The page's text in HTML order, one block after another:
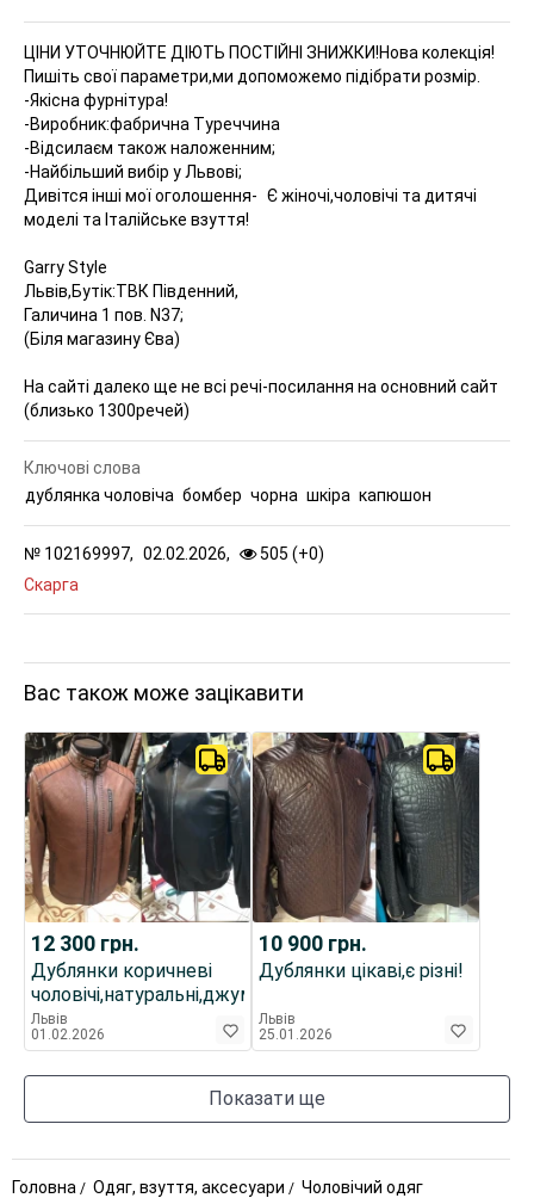
ЦІНИ УТОЧНЮЙТЕ ДІЮТЬ ПОСТІЙНІ ЗНИЖКИ!Нова колекція!
Пишіть свої параметри,ми допоможемо підібрати розмір.
-Якісна фурнітура!
-Виробник:фабрична Туреччина
-Відсилаєм також наложенним;
-Найбільший вибір у Львові;
Дивітся інші мої оголошення- Є жіночі,чоловічі та дитячі
моделі та Італійське взуття!
Garry Style
Львів,Бутік:ТВК Південний,
Галичина 1 пов. N37;
(Біля магазину Єва)
На сайті далеко ще не всі речі-посилання на основний сайт
(близько 1300речей)
№ 102169997, 02.02.2026, 505 (+0)
Скарга
Ключові слова
дублянка чоловіча бомбер чорна шкіра капюшон
Вас також може зацікавити
12 300 грн.
Дублянки коричневі
чоловічі,натуральні,джумбо
Львів
01.02.2026
10 900 грн.
Дублянки цікаві,є різні!
Львів
25.01.2026
Показати ще
Головна Одяг, взуття, аксесуари Чоловічий одяг